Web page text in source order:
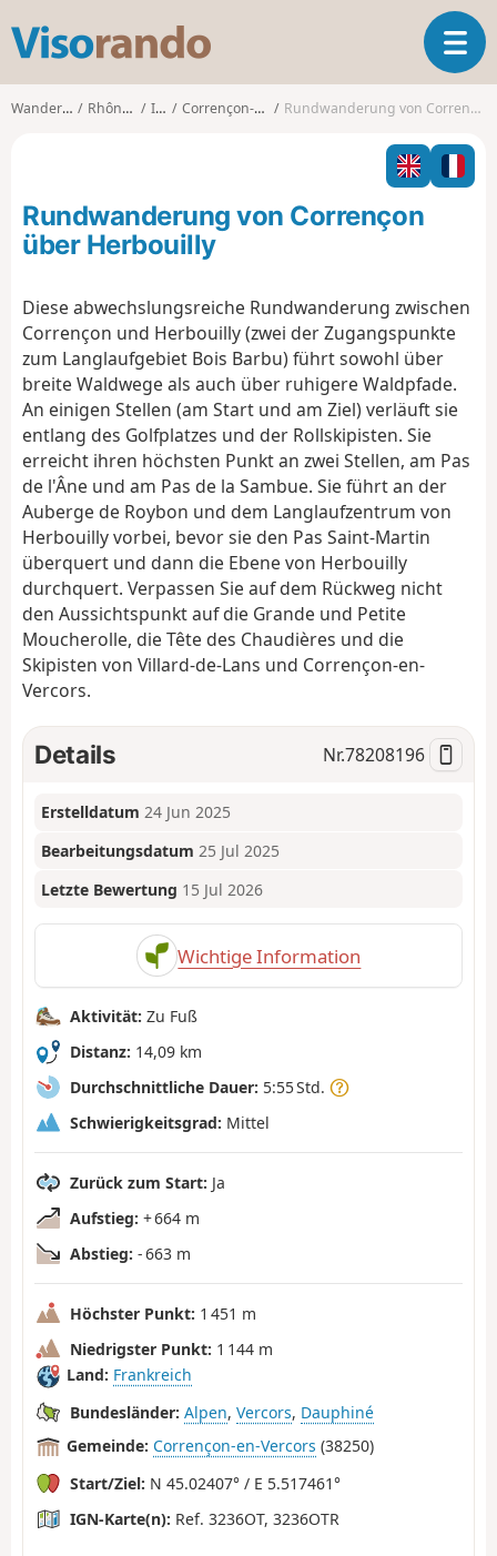
s
o
o
T
o
l
n
a
t
n
Wanderungen Rhône-Alpes Isère Corrençon-en-Vercors Rundwanderung von Corrençon über Herbouilly
Rundwanderung von Corrençon
über Herbouilly
Diese abwechslungsreiche Rundwanderung zwischen
Corrençon und Herbouilly (zwei der Zugangspunkte
zum Langlaufgebiet Bois Barbu) führt sowohl über
breite Waldwege als auch über ruhigere Waldpfade.
An einigen Stellen (am Start und am Ziel) verläuft sie
entlang des Golfplatzes und der Rollskipisten. Sie
erreicht ihren höchsten Punkt an zwei Stellen, am Pas
de l'Âne und am Pas de la Sambue. Sie führt an der
Auberge de Roybon und dem Langlaufzentrum von
Herbouilly vorbei, bevor sie den Pas Saint-Martin
überquert und dann die Ebene von Herbouilly
durchquert. Verpassen Sie auf dem Rückweg nicht
den Aussichtspunkt auf die Grande und Petite
Moucherolle, die Tête des Chaudières und die
Skipisten von Villard-de-Lans und Corrençon-en-
Vercors.
Details Nr.78208196
Erstelldatum 24 Jun 2025
Bearbeitungsdatum 25 Jul 2025
Letzte Bewertung 15 Jul 2026
Wichtige Information
Aktivität: Zu Fuß
Distanz: 14,09 km
Durchschnittliche Dauer: 5:55 Std.
Schwierigkeitsgrad: Mittel
Zurück zum Start: Ja
Aufstieg: + 664 m
Abstieg: - 663 m
Höchster Punkt: 1 451 m
Niedrigster Punkt: 1 144 m
Land: Frankreich
Bundesländer: Alpen, Vercors, Dauphiné
Gemeinde: Corrençon-en-Vercors (38250)
Start/Ziel: N 45.02407° / E 5.517461°
IGN-Karte(n): Ref. 3236OT, 3236OTR